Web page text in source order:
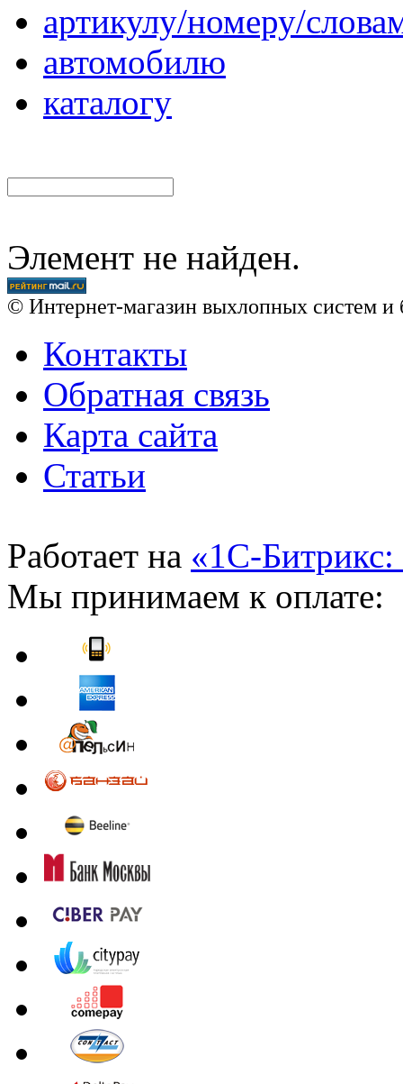
артикулу/номеру/
автомобилю
каталогу
Элемент не найден.
© Интернет-магазин выхлопных систем и
Контакты
Обратная связь
Карта сайта
Статьи
Работает на «1С-Битрикс:
Мы принимаем к оплате: